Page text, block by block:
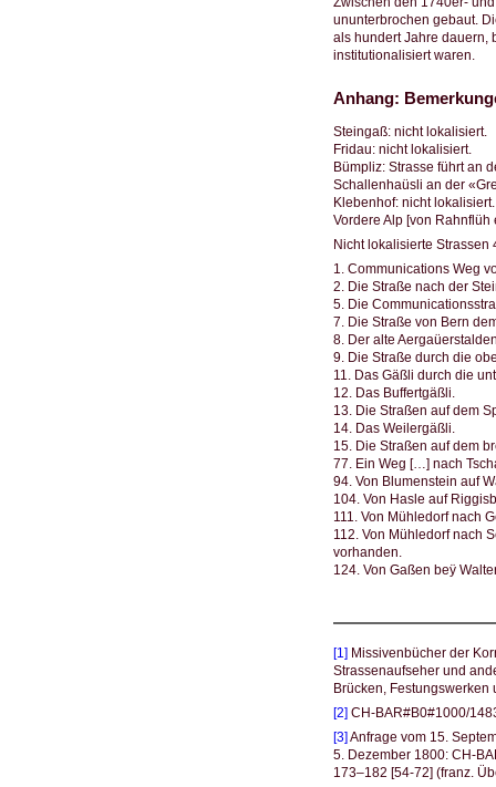
ununterbrochen gebaut.
als hundert Jahre dauern,
institutionalisiert waren.
Anhang:
Steingaß: nicht lokalisiert.
Fridau: nicht lokalisiert.
Bümpliz: Strasse führt an
Schallenhaüsli an der
Klebenhof: nicht lokalisiert.
Vordere Alp [von
Nicht lokalisierte Strassen
1. Communications Weg
2. Die Straße nach der
5. Die
7. Die Straße von Bern
8. Der alte
9. Die Straße durch die
11. Das Gäßli durch die
12. Das Buffertgäßli.
13. Die Straßen auf dem
14. Das Weilergäßli.
15. Die Straßen auf dem
77. Ein Weg […] nach
94. Von Blumenstein auf
104. Von Hasle auf
111. Von Mühledorf nach
112. Von Mühledorf nach
vorhanden.
124. Von Gaßen beÿ
[1]Missivenbücher der
Strassenaufseher und
Brücken,
[2]CH-BAR#B0#1000/
[3]Anfrage vom 15.
5. Dezember 1800: CH-
173–182 [54-72] (franz.